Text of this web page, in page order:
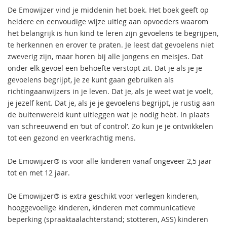
De Emowijzer vind je middenin het boek. Het boek geeft op
heldere en eenvoudige wijze uitleg aan opvoeders waarom
het belangrijk is hun kind te leren zijn gevoelens te begrijpen,
te herkennen en erover te praten. Je leest dat gevoelens niet
zweverig zijn, maar horen bij alle jongens en meisjes. Dat
onder elk gevoel een behoefte verstopt zit. Dat je als je je
gevoelens begrijpt, je ze kunt gaan gebruiken als
richtingaanwijzers in je leven. Dat je, als je weet wat je voelt,
je jezelf kent. Dat je, als je je gevoelens begrijpt, je rustig aan
de buitenwereld kunt uitleggen wat je nodig hebt. In plaats
van schreeuwend en ‘out of control’. Zo kun je je ontwikkelen
tot een gezond en veerkrachtig mens.
De Emowijzer® is voor alle kinderen vanaf ongeveer 2,5 jaar
tot en met 12 jaar.
De Emowijzer® is extra geschikt voor verlegen kinderen,
hooggevoelige kinderen, kinderen met communicatieve
beperking (spraaktaalachterstand; stotteren, ASS) kinderen